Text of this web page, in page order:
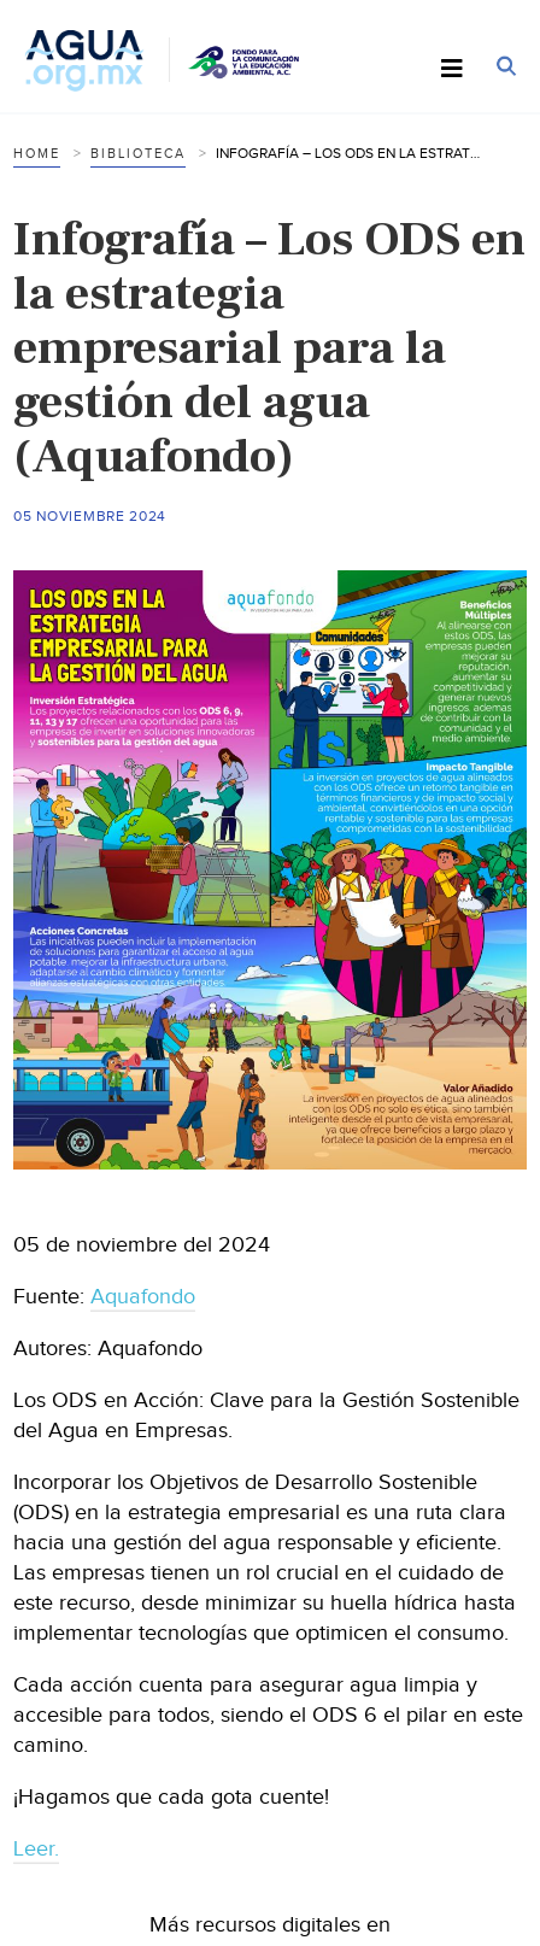
HOME BIBLIOTECA
Infografía – Los ODS en
la estrategia
empresarial para la
gestión del agua
(Aquafondo)
05 NOVIEMBRE 2024
05 de noviembre del 2024
Fuente:Aquafondo
Autores: Aquafondo
Los ODS en Acción: Clave para la Gestión Sostenible
del Agua en Empresas.
Incorporar los Objetivos de Desarrollo Sostenible
(ODS) en la estrategia empresarial es una ruta clara
hacia una gestión del agua responsable y eficiente.
Las empresas tienen un rol crucial en el cuidado de
este recurso, desde minimizar su huella hídrica hasta
implementar tecnologías que optimicen el consumo.
Cada acción cuenta para asegurar agua limpia y
accesible para todos, siendo el ODS 6 el pilar en este
camino.
¡Hagamos que cada gota cuente!
Leer.
Más recursos digitales en